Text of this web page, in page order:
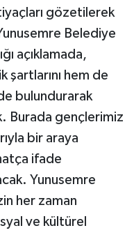
gözetilerek
Belediye
açıklamada,
şartlarını hem de
bulundurarak
Burada gençlerimiz
bir araya
ifade
Yunusemre
her zaman
ve kültürel